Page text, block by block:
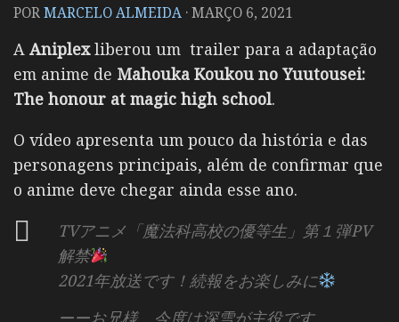
PORMARCELO ALMEIDA ·MARÇO 6, 2021
A Aniplexliberou um trailer para a adaptação
em anime de Mahouka Koukou no Yuutousei:
The honour at magic high school.
O vídeo apresenta um pouco da história e das
personagens principais, além de confirmar que
o anime deve chegar ainda esse ano.
TVアニメ「魔法科高校の優等生」第１弾PV
解禁
2021年放送です！続報をお楽しみに
ーーお兄様、今度は深雪が主役です。